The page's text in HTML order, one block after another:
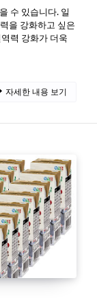
수 있습니다. 일
을 강화하고 싶은
력 강화가 더욱
자세한 내용 보기